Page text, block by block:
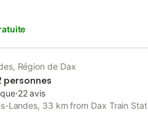
Région de Dax
personnes
⋅22 avis
Landes, 33 km from Dax Train